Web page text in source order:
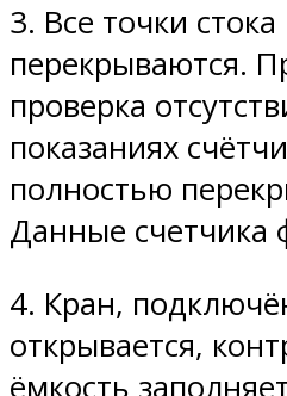
3. Все точки
перекрываются.
проверка
показаниях
полностью
Данные счетчика
4. Кран,
открывается,
ёмкость